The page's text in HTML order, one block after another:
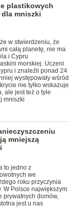
plastikowych
mniszki
w stwierdzeniu, że
całą planetę, nie ma
i Cypru
morskiej. Uczeni
i znaleźli ponad 24
występowały wśród
nie tylko wskazuje
ale jest też o tyle
mniszki
mniejszą
to jedno z
we
roku przyczynia
W Polsce największym
prywatnych domów,
jest u nas